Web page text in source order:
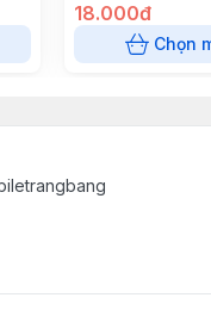
18.000đ
Chọn